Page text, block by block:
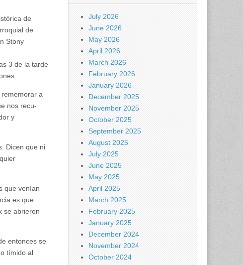
de
de
Stony
3 de la tarde
a
nos recu-
y
Dicen que ni
que venían
es que
se abrieron
entonces se
tímido al
July 2026
June 2026
May 2026
April 2026
March 2026
February 2026
January 2026
December 2025
November 2025
October 2025
September 2025
August 2025
July 2025
June 2025
May 2025
April 2025
March 2025
February 2025
January 2025
December 2024
November 2024
October 2024